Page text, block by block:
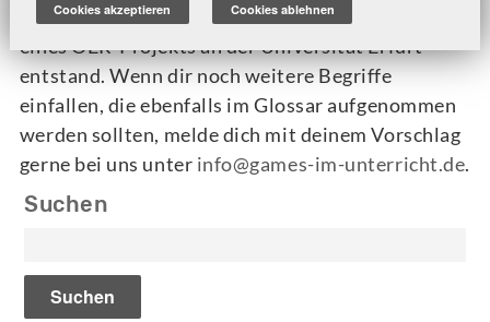
Cookies akzeptieren Cookies ablehnen
„Playground Gaming“ weiter, das im Rahmen
eines OER-Projekts an der Universität Erfurt
entstand. Wenn dir noch weitere Begriffe
einfallen, die ebenfalls im Glossar aufgenommen
werden sollten, melde dich mit deinem Vorschlag
gerne bei uns unter info@games-im-unterricht.de.
Suchen